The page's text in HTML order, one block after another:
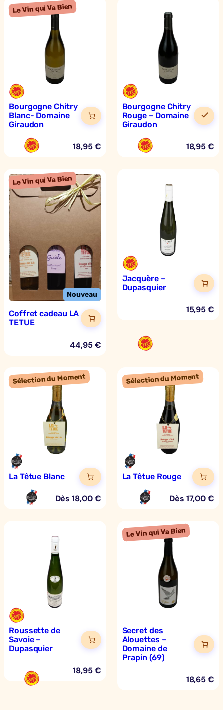
Bourgogne Chitry
Blanc- Domaine
Giraudon
18,95€
Bourgogne Chitry
Rouge – Domaine
Giraudon
18,95€
Coffret cadeau LA
TETUE
44,95€
Jacquère –
Dupasquier
15,95€
La Têtue Blanc
Dès18,00€
La Têtue Rouge
Dès 17,00€
Roussette de
Savoie –
Dupasquier
18,95€
Secret des
Alouettes –
Domaine de
Prapin (69)
18,65€